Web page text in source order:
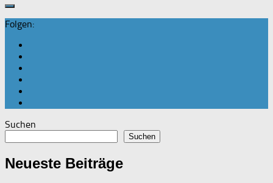
Folgen:
Suchen
Suchen
Neueste Beiträge